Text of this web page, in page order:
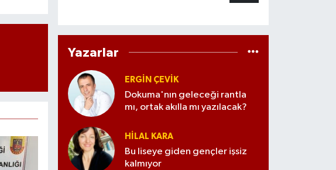
Yazarlar
ERGIN ÇEVİK
Dokuma'nın geleceği rantla
mı, ortak akılla mı yazılacak?
HILAL KARA
Bu liseye giden gençler işsiz
kalmıyor